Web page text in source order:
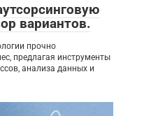
вариантов.
прочно
предлагая инструменты
анализа данных и